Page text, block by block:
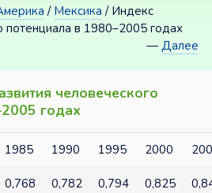
/ Мексика / Индекс
потенциала в 1980–2005 годах
—Далее
человеческого
годах
1985 1990 1995 2000
0,768 0,782 0,794 0,825